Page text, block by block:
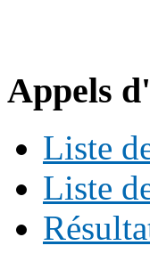
Appels
Liste
Liste